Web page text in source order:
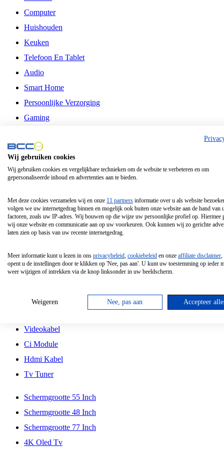
Computer
Huishouden
Keuken
Telefoon En Tablet
Audio
Smart Home
Persoonlijke Verzorging
Gaming
Philips
Schermgrootte 24 Inch
Schermgrootte 85 Inch
Schermgrootte 98 Inch
Tcl
Hd Led Tv
Antennekabel
Videokabel
Ci Module
Hdmi Kabel
Tv Tuner
Schermgrootte 55 Inch
Schermgrootte 48 Inch
Schermgrootte 77 Inch
4K Oled Tv
Wij gebruiken cookies
Wij gebruiken cookies en vergelijkbare technieken om de website te verbeteren en om
gepersonaliseerde inhoud en advertenties aan te bieden.
Met deze cookies verzamelen wij en onze 11 partners informatie over u als website
volgen we uw internetgedrag binnen en mogelijk ook buiten onze website aan de hand van
factoren, zoals uw IP-adres. Wij bouwen op die wijze uw persoonlijke profiel op. Hiermee
wij onze website en communicatie aan op uw voorkeuren. Ook kunnen wij zo gerichte
laten zien op basis van uw recente internetgedrag.
Meer informatie kunt u lezen in ons privacybeleid, cookiebeleid en onze affiliate disclaimer,
opent u de instellingen door te klikken op 'Nee, pas aan'. U kunt uw toestemming op ieder
weer wijzigen of intrekken via de knop linksonder in uw beeldscherm.
Weigeren Nee, pas aan Accepteer